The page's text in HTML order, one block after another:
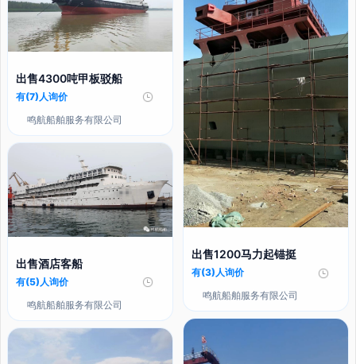
出售4300吨甲板驳船
有(7)人询价
鸣航船舶服务有限公司
出售酒店客船
有(5)人询价
鸣航船舶服务有限公司
出售1200马力起锚挺
有(3)人询价
鸣航船舶服务有限公司